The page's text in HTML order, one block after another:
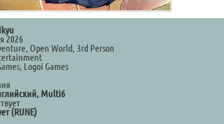
2026
Open World, 3rd Person
Logoi Games
Multi6
(RUNE)